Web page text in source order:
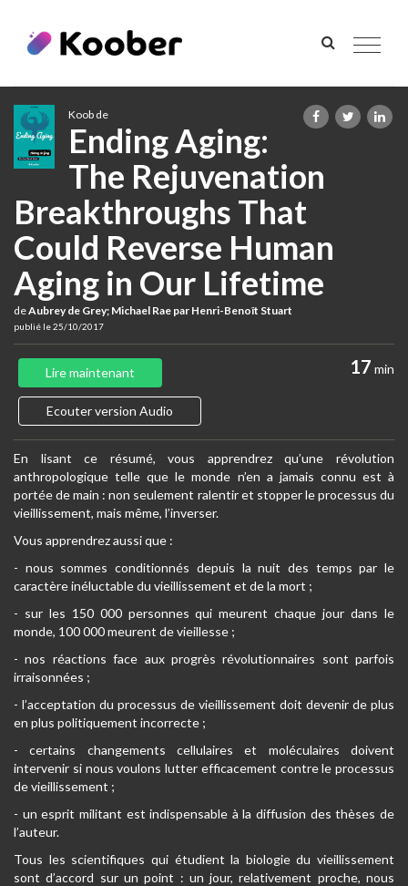
Toggle
Koob de
Ending Aging:
The Rejuvenation
Breakthroughs That
Could Reverse Human
Aging in Our Lifetime
deAubrey de Grey; Michael Rae par Henri-Benoît Stuart
publié le 25/10/2017
17 min
Lire maintenant
Ecouter version Audio
En lisant ce résumé, vous apprendrez qu’une révolution
anthropologique telle que le monde n’en a jamais connu est à
portée de main : non seulement ralentir et stopper le processus du
vieillissement, mais même, l’inverser.
Vous apprendrez aussi que :
- nous sommes conditionnés depuis la nuit des temps par le
caractère inéluctable du vieillissement et de la mort ;
- sur les 150 000 personnes qui meurent chaque jour dans le
monde, 100 000 meurent de vieillesse ;
- nos réactions face aux progrès révolutionnaires sont parfois
irraisonnées ;
- l’acceptation du processus de vieillissement doit devenir de plus
en plus politiquement incorrecte ;
- certains changements cellulaires et moléculaires doivent
intervenir si nous voulons lutter efficacement contre le processus
de vieillissement ;
- un esprit militant est indispensable à la diffusion des thèses de
l’auteur.
Tous les scientifiques qui étudient la biologie du vieillissement
sont d’accord sur un point : un jour, relativement proche, nous